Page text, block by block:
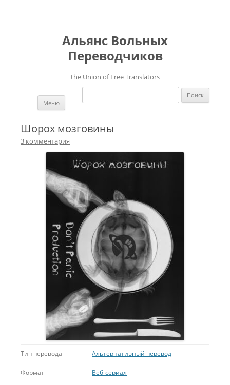
Альянс Вольных
Переводчиков
the Union of Free Translators
Найти:
Меню
Шорох мозговины
3 комментария
Тип перевода Альтернативный перевод
Формат Веб-сериал